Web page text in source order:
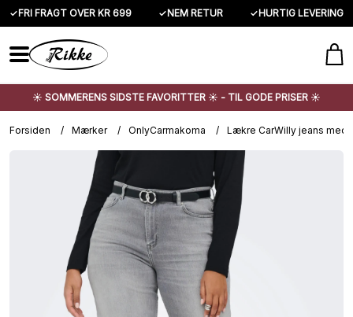
✓FRI FRAGT OVER KR 699 ✓NEM RETUR ✓HURTIG LEVERING
☀️ SOMMERENS SIDSTE FAVORITTER ☀️ - TIL GODE PRISER ☀️
Forsiden / Mærker / OnlyCarmakoma / Lækre CarWilly jeans med